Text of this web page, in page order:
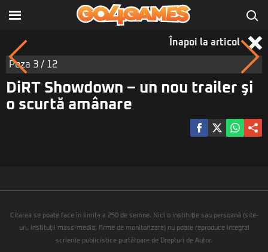
Înapoi la articol
Poza 3 / 12
DiRT Showdown – un nou trailer şi
o scurtă amânare
Citarea se poate face în limita a 250 de semne. Nici o instituţie sau persoană (site-
uri, instituţii mass-media, firme de monitorizare) nu poate reproduce integral
scrierile publicistice purtătoare de Drepturi de Autor.